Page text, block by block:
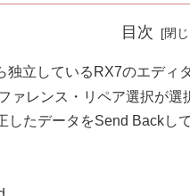
目次
独立しているRX7のエディ
ァレンス・リペア選択が
したデータをSend Backし